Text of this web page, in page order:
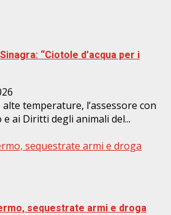
“Ciotole d’acqua per i
temperature, l’assessore con
ai Diritti degli animali del...
sequestrate armi e droga
sequestrate armi e droga